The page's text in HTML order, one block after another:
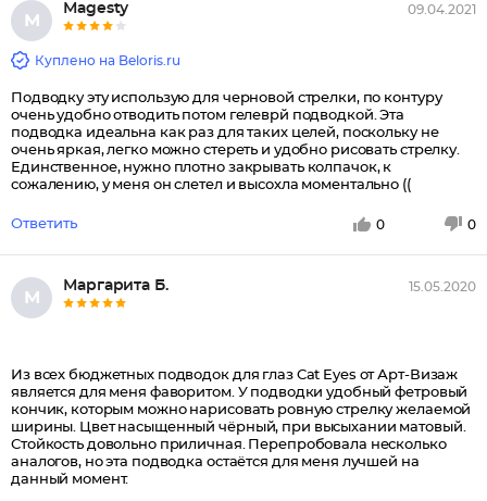
М
Маgеstу 09.04.2021
Куплено на Beloris.ru
Подводку эту использую для черновой стрелки, по контуру
очень удобно отводить потом гелеврй подводкой. Эта
подводка идеальна как раз для таких целей, поскольку не
очень яркая, легко можно стереть и удобно рисовать стрелку.
Единственное, нужно плотно закрывать колпачок, к
сожалению, у меня он слетел и высохла моментально ((
Ответить 0 0
М
Маргарита Б. 15.05.2020
Из всех бюджетных подводок для глаз Cat Eyes от Арт-Визаж
является для меня фаворитом. У подводки удобный фетровый
кончик, которым можно нарисовать ровную стрелку желаемой
ширины. Цвет насыщенный чёрный, при высыхании матовый.
Стойкость довольно приличная. Перепробовала несколько
аналогов, но эта подводка остаётся для меня лучшей на
данный момент.